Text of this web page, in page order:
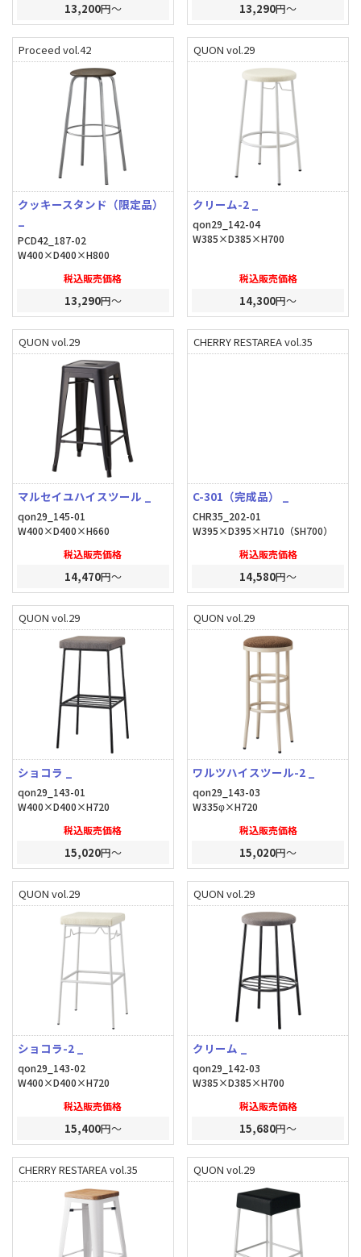
13,200円～ 13,290円～
Proceed vol.42
クッキースタンド（限定品）
PCD42_187-02
W400×D400×H800
税込販売価格
13,290円～
QUON vol.29
クリーム-2 _
qon29_142-04
W385×D385×H700
税込販売価格
14,300円～
QUON vol.29
マルセイユハイスツール _
qon29_145-01
W400×D400×H660
税込販売価格
14,470円～
CHERRY RESTAREA vol.35
C-301（完成品） _
CHR35_202-01
W395×D395×H710（SH700）
税込販売価格
14,580円～
QUON vol.29
ショコラ _
qon29_143-01
W400×D400×H720
税込販売価格
15,020円～
QUON vol.29
ワルツハイスツール-2 _
qon29_143-03
W335φ×H720
税込販売価格
15,020円～
QUON vol.29
ショコラ-2 _
qon29_143-02
W400×D400×H720
税込販売価格
15,400円～
QUON vol.29
クリーム _
qon29_142-03
W385×D385×H700
税込販売価格
15,680円～
CHERRY RESTAREA vol.35 QUON vol.29